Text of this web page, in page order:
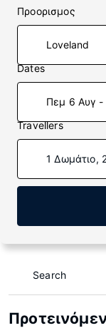
Προορισμος
Dates
Πεμ 6 Αυγ -
Travellers
1 Δωμάτιο,
Search